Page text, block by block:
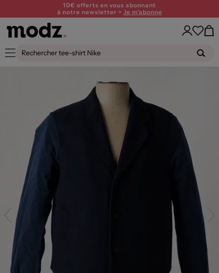
10€ offerts en vous abonnant
à notre newsletter > Je m'abonne